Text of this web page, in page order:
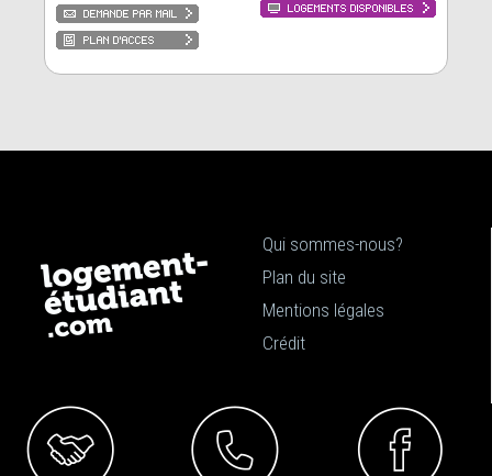
Qui sommes-nous?
Plan du site
Mentions légales
Crédit